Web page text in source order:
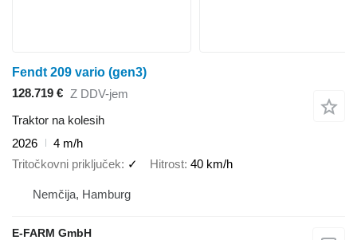
Fendt 209 vario (gen3)
128.719 € Z DDV-jem
Traktor na kolesih
2026
4 m/h
Tritočkovni priključek
✓ Hitrost 40 km/h
Nemčija, Hamburg
E-FARM GmbH